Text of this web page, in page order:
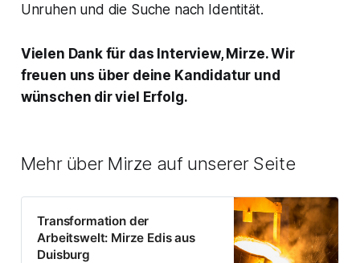
Unruhen und die Suche nach Identität.
Vielen Dank für das Interview, Mirze. Wir
freuen uns über deine Kandidatur und
wünschen dir viel Erfolg.
Mehr über Mirze auf unserer Seite
Transformation der
Arbeitswelt: Mirze Edis aus
Duisburg